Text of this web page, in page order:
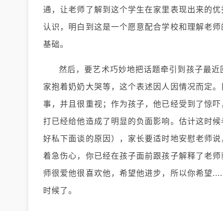
通，让老师了解到这个学生在家里表现出来的
认识，明白到这是一个愿意配合学校和理解老
基础。
然后，要艺术巧妙地把话题牵引到孩子最
家抱着奶奶大哭等，这个表述因人因情况而定
事，并且很重视；作为孩子，他已经受到了惊
打已经给他造成了明显的负面影响。估计这时
好私下面谈的原因），家长要适时地安慰老师
着急伤心，你已经在孩子面前跟孩子解释了老
师很爱他很喜欢他，希望他进步，所以你希望
时候了。